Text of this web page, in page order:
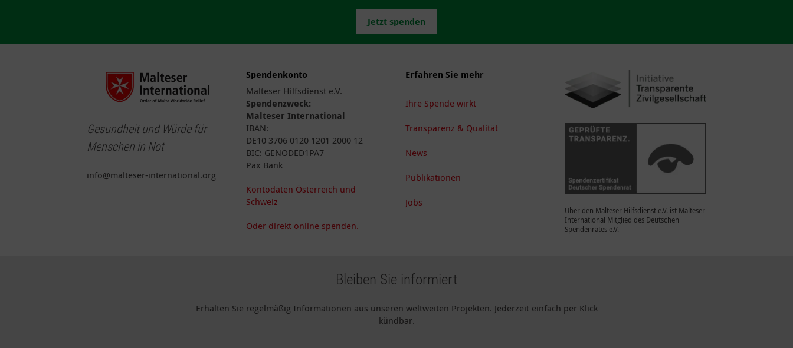
Jetzt spenden
Gesundheit und Würde für
Menschen in Not
info@malteser-international.org
Spendenkonto
Malteser Hilfsdienst e.V.
Spendenzweck:
Malteser International
IBAN:
DE10 3706 0120 1201 2000 12
BIC: GENODED1PA7
Pax Bank
Kontodaten Österreich und
Schweiz
Oder direkt online spenden.
Erfahren Sie mehr
Ihre Spende wirkt
Transparenz & Qualität
News
Publikationen
Jobs
Über den Malteser Hilfsdienst e.V. ist Malteser
International Mitglied des Deutschen
Spendenrates e.V.
Bleiben Sie informiert
Erhalten Sie regelmäßig Informationen aus unseren weltweiten Projekten. Jederzeit einfach per Klick
kündbar.